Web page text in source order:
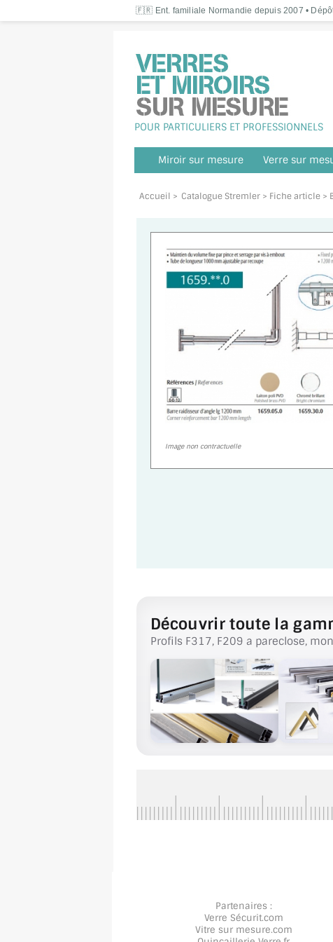
🇫🇷 Ent. familiale Normandie depuis 2007 •
POUR PARTICULIERS ET PROFESSIONNELS
Miroir sur mesure Verre sur
Accueil > Catalogue Stremler > Fiche article >
Image non contractuelle
Découvrir toute la
Profils F317, F209 a pareclose,
Partenaires :
Verre Sécurit.com
Vitre sur mesure.com